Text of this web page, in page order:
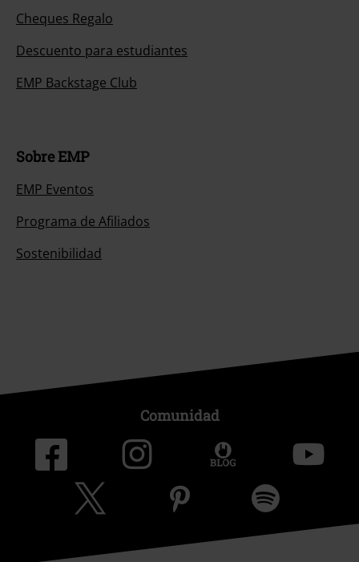
Cheques Regalo
Descuento para estudiantes
EMP Backstage Club
Sobre EMP
EMP Eventos
Programa de Afiliados
Sostenibilidad
Comunidad